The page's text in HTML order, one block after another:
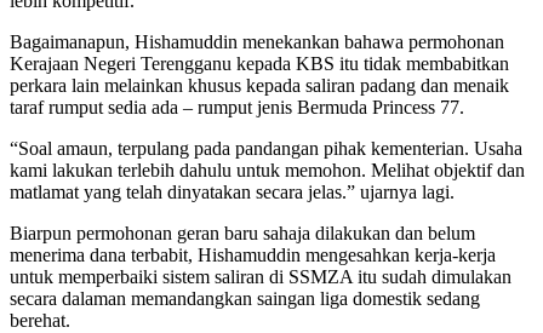
Bagaimanapun, Hishamuddin menekankan bahawa permohonan
Kerajaan Negeri Terengganu kepada KBS itu tidak membabitkan
perkara lain melainkan khusus kepada saliran padang dan menaik
taraf rumput sedia ada – rumput jenis Bermuda Princess 77.
“Soal amaun, terpulang pada pandangan pihak kementerian. Usaha
kami lakukan terlebih dahulu untuk memohon. Melihat objektif dan
matlamat yang telah dinyatakan secara jelas.” ujarnya lagi.
Biarpun permohonan geran baru sahaja dilakukan dan belum
menerima dana terbabit, Hishamuddin mengesahkan kerja-kerja
untuk memperbaiki sistem saliran di SSMZA itu sudah dimulakan
secara dalaman memandangkan saingan liga domestik sedang
berehat.